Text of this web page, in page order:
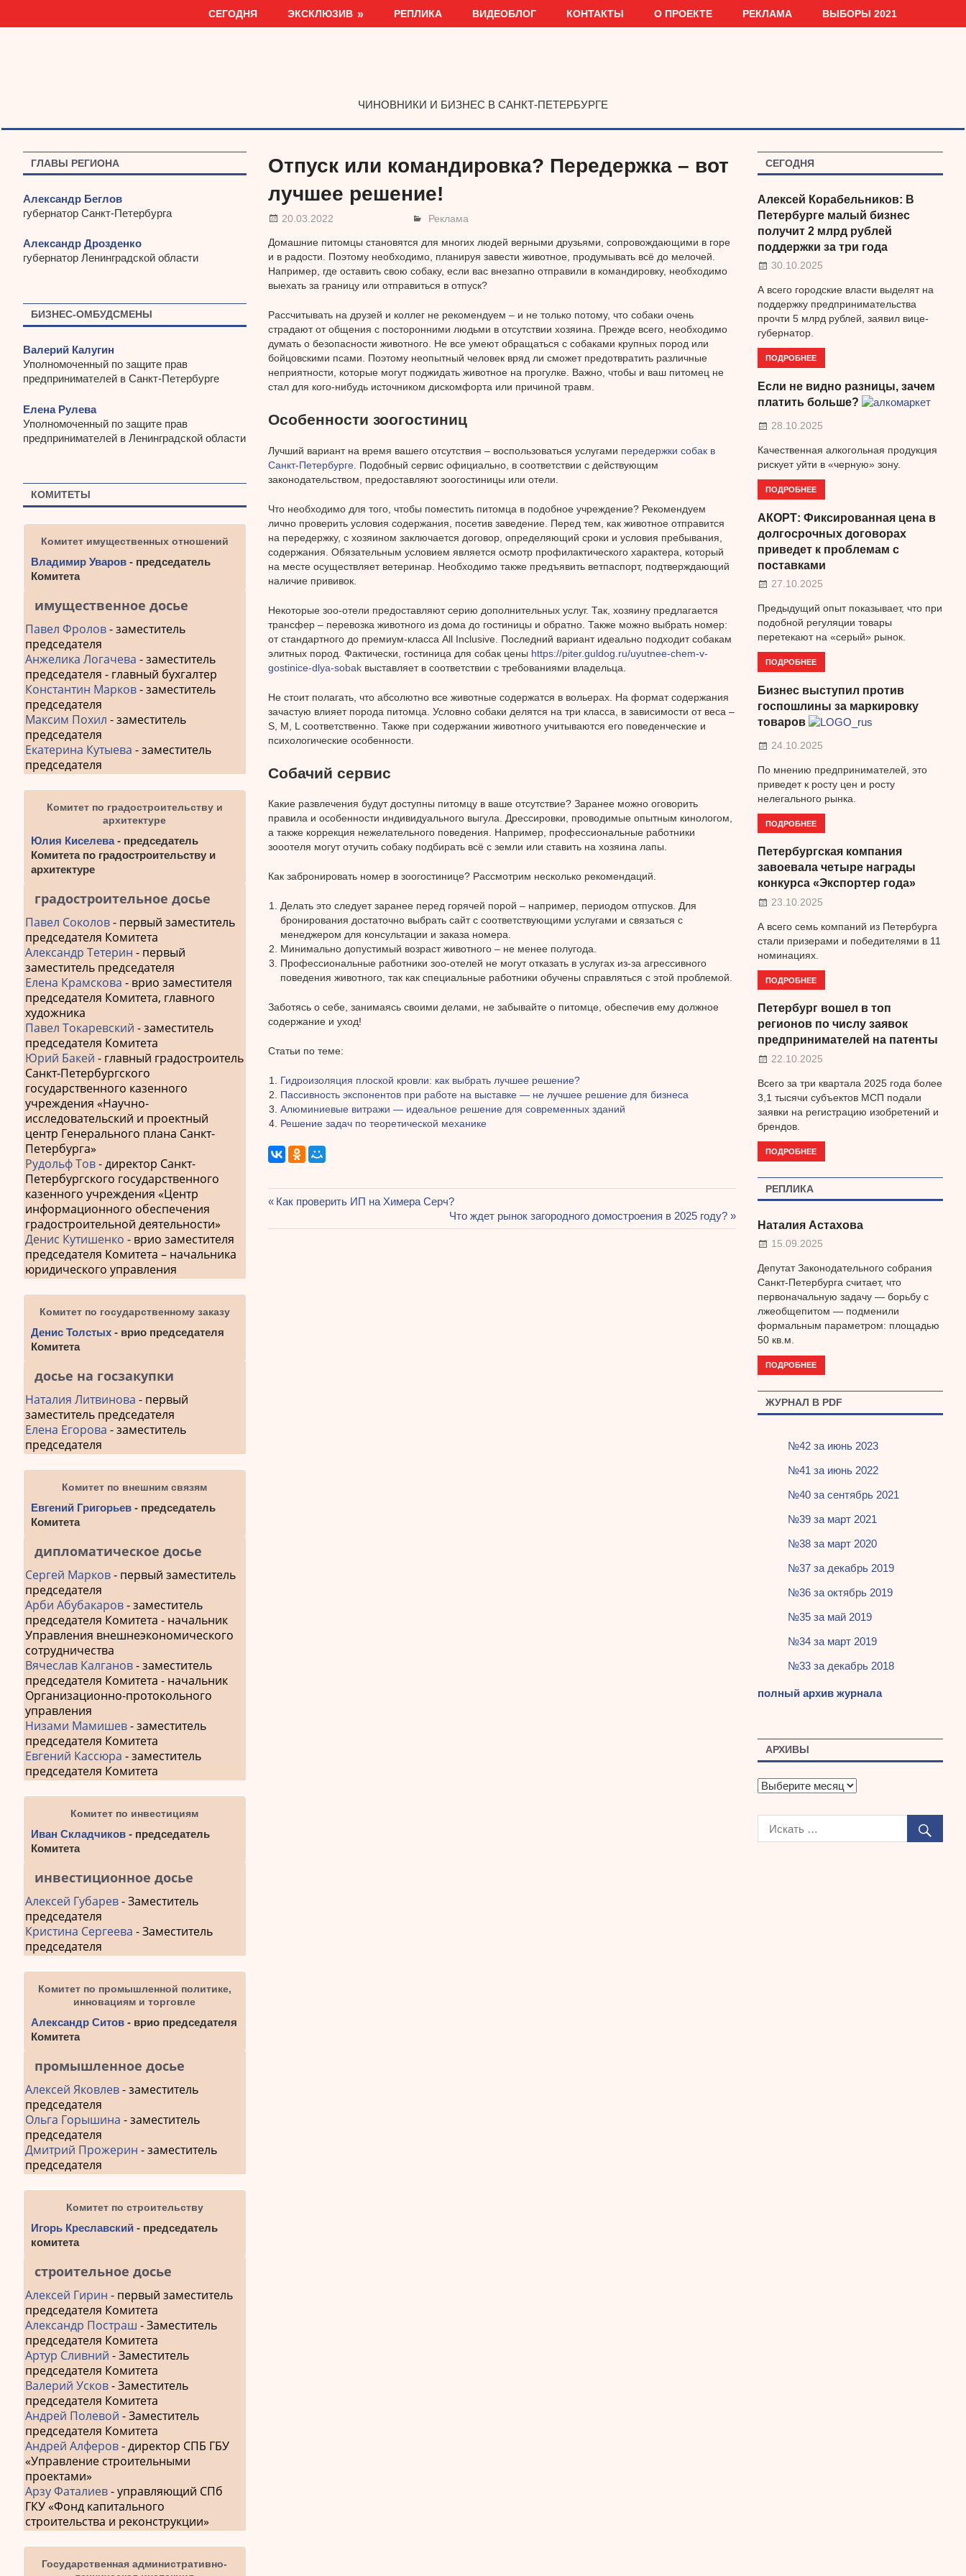
СЕГОДНЯ ЭКСКЛЮЗИВ РЕПЛИКА ВИДЕОБЛОГ КОНТАКТЫ О ПРОЕКТЕ РЕКЛАМА ВЫБОРЫ 2021
ЧИНОВНИКИ И БИЗНЕС В САНКТ-ПЕТЕРБУРГЕ
Отпуск или командировка? Передержка – вот
лучшее решение!
20.03.2022 Реклама
Домашние питомцы становятся для многих людей верными друзьями, сопровождающими в горе
и в радости. Поэтому необходимо, планируя завести животное, продумывать всё до мелочей.
Например, где оставить свою собаку, если вас внезапно отправили в командировку, необходимо
выехать за границу или отправиться в отпуск?
Рассчитывать на друзей и коллег не рекомендуем – и не только потому, что собаки очень
страдают от общения с посторонними людьми в отсутствии хозяина. Прежде всего, необходимо
думать о безопасности животного. Не все умеют обращаться с собаками крупных пород или
бойцовскими псами. Поэтому неопытный человек вряд ли сможет предотвратить различные
неприятности, которые могут поджидать животное на прогулке. Важно, чтобы и ваш питомец не
стал для кого-нибудь источником дискомфорта или причиной травм.
Особенности зоогостиниц
Лучший вариант на время вашего отсутствия – воспользоваться услугами передержки собак в
Санкт-Петербурге. Подобный сервис официально, в соответствии с действующим
законодательством, предоставляют зоогостиницы или отели.
Что необходимо для того, чтобы поместить питомца в подобное учреждение? Рекомендуем
лично проверить условия содержания, посетив заведение. Перед тем, как животное отправится
на передержку, с хозяином заключается договор, определяющий сроки и условия пребывания,
содержания. Обязательным условием является осмотр профилактического характера, который
на месте осуществляет ветеринар. Необходимо также предъявить ветпаспорт, подтверждающий
наличие прививок.
Некоторые зоо-отели предоставляют серию дополнительных услуг. Так, хозяину предлагается
трансфер – перевозка животного из дома до гостиницы и обратно. Также можно выбрать номер:
от стандартного до премиум-класса All Inclusive. Последний вариант идеально подходит собакам
элитных пород. Фактически, гостиница для собак цены https://piter.guldog.ru/uyutnee-chem-v-
gostinice-dlya-sobakвыставляет в соответствии с требованиями владельца.
Не стоит полагать, что абсолютно все животные содержатся в вольерах. На формат содержания
зачастую влияет порода питомца. Условно собаки делятся на три класса, в зависимости от веса –
S, M, L соответственно. Также при содержании животного учитываются его поведенческие и
психологические особенности.
Собачий сервис
Какие развлечения будут доступны питомцу в ваше отсутствие? Заранее можно оговорить
правила и особенности индивидуального выгула. Дрессировки, проводимые опытным кинологом,
а также коррекция нежелательного поведения. Например, профессиональные работники
зооотеля могут отучить собаку подбирать всё с земли или ставить на хозяина лапы.
Как забронировать номер в зоогостинице? Рассмотрим несколько рекомендаций.
Делать это следует заранее перед горячей порой – например, периодом отпусков. Для
бронирования достаточно выбрать сайт с соответствующими услугами и связаться с
менеджером для консультации и заказа номера.
Минимально допустимый возраст животного – не менее полугода.
Профессиональные работники зоо-отелей не могут отказать в услугах из-за агрессивного
поведения животного, так как специальные работники обучены справляться с этой проблемой.
Заботясь о себе, занимаясь своими делами, не забывайте о питомце, обеспечив ему должное
содержание и уход!
Статьи по теме:
Гидроизоляция плоской кровли: как выбрать лучшее решение?
Пассивность экспонентов при работе на выставке — не лучшее решение для бизнеса
Алюминиевые витражи — идеальное решение для современных зданий
Решение задач по теоретической механике
Предыдущая
Как проверить ИП на Химера Серч?
Следующая
запись:
Что ждет рынок загородного домостроения в 2025 году?
ГЛАВЫ РЕГИОНА
Александр Беглов
губернатор Санкт-Петербурга
Александр Дрозденко
губернатор Ленинградской области
БИЗНЕС-ОМБУДСМЕНЫ
Валерий Калугин
Уполномоченный по защите прав
предпринимателей в Санкт-Петербурге
Елена Рулева
Уполномоченный по защите прав
предпринимателей в Ленинградской области
КОМИТЕТЫ
Комитет имущественных отношений
Владимир Уваров - председатель
Комитета
имущественное досье
Павел Фролов- заместитель
председателя
Анжелика Логачева - заместитель
председателя - главный бухгалтер
Константин Марков- заместитель
председателя
Максим Похил - заместитель
председателя
Екатерина Кутыева - заместитель
председателя
Комитет по градостроительству и
архитектуре
Юлия Киселева- председатель
Комитета по градостроительству и
архитектуре
градостроительное досье
Павел Соколов- первый заместитель
председателя Комитета
Александр Тетерин - первый
заместитель председателя
Елена Крамскова - врио заместителя
председателя Комитета, главного
художника
Павел Токаревский - заместитель
председателя Комитета
Юрий Бакей - главный градостроитель
Санкт-Петербургского
государственного казенного
учреждения «Научно-
исследовательский и проектный
центр Генерального плана Санкт-
Петербурга»
Рудольф Тов- директор Санкт-
Петербургского государственного
казенного учреждения «Центр
информационного обеспечения
градостроительной деятельности»
Денис Кутишенко - врио заместителя
председателя Комитета – начальника
юридического управления
Комитет по государственному заказу
Денис Толстых - врио председателя
Комитета
досье на госзакупки
Наталия Литвинова - первый
заместитель председателя
Елена Егорова - заместитель
председателя
Комитет по внешним связям
Евгений Григорьев - председатель
Комитета
дипломатическое досье
Сергей Марков- первый заместитель
председателя
Арби Абубакаров- заместитель
председателя Комитета - начальник
Управления внешнеэкономического
сотрудничества
Вячеслав Калганов- заместитель
председателя Комитета - начальник
Организационно-протокольного
управления
Низами Мамишев- заместитель
председателя Комитета
Евгений Кассюра - заместитель
председателя Комитета
Комитет по инвестициям
Иван Складчиков - председатель
Комитета
инвестиционное досье
Алексей Губарев- Заместитель
председателя
Кристина Сергеева - Заместитель
председателя
Комитет по промышленной политике,
инновациям и торговле
Александр Ситов - врио председателя
Комитета
промышленное досье
Алексей Яковлев- заместитель
председателя
Ольга Горышина - заместитель
председателя
Дмитрий Прожерин - заместитель
председателя
Комитет по строительству
Игорь Креславский - председатель
комитета
строительное досье
Алексей Гирин - первый заместитель
председателя Комитета
Александр Постраш - Заместитель
председателя Комитета
Артур Сливний - Заместитель
председателя Комитета
Валерий Усков- Заместитель
председателя Комитета
Андрей Полевой - Заместитель
председателя Комитета
Андрей Алферов- директор СПБ ГБУ
«Управление строительными
проектами»
Арзу Фаталиев- управляющий СПб
ГКУ «Фонд капитального
строительства и реконструкции»
Государственная административно-
СЕГОДНЯ
Алексей Корабельников: В
Петербурге малый бизнес
получит 2 млрд рублей
поддержки за три года
30.10.2025
А всего городские власти выделят на
поддержку предпринимательства
прочти 5 млрд рублей, заявил вице-
губернатор.
ПОДРОБНЕЕ
Если не видно разницы, зачем
платить больше?
28.10.2025
Качественная алкогольная продукция
рискует уйти в «черную» зону.
ПОДРОБНЕЕ
АКОРТ: Фиксированная цена в
долгосрочных договорах
приведет к проблемам с
поставками
27.10.2025
Предыдущий опыт показывает, что при
подобной регуляции товары
перетекают на «серый» рынок.
ПОДРОБНЕЕ
Бизнес выступил против
госпошлины за маркировку
товаров
24.10.2025
По мнению предпринимателей, это
приведет к росту цен и росту
нелегального рынка.
ПОДРОБНЕЕ
Петербургская компания
завоевала четыре награды
конкурса «Экспортер года»
23.10.2025
А всего семь компаний из Петербурга
стали призерами и победителями в 11
номинациях.
ПОДРОБНЕЕ
Петербург вошел в топ
регионов по числу заявок
предпринимателей на патенты
22.10.2025
Всего за три квартала 2025 года более
3,1 тысячи субъектов МСП подали
заявки на регистрацию изобретений и
брендов.
ПОДРОБНЕЕ
РЕПЛИКА
Наталия Астахова
15.09.2025
Депутат Законодательного собрания
Санкт-Петербурга считает, что
первоначальную задачу — борьбу с
лжеобщепитом — подменили
формальным параметром: площадью
50 кв.м.
ПОДРОБНЕЕ
ЖУРНАЛ В PDF
№42 за июнь 2023
№41 за июнь 2022
№40 за сентябрь 2021
№39 за март 2021
№38 за март 2020
№37 за декабрь 2019
№36 за октябрь 2019
№35 за май 2019
№34 за март 2019
№33 за декабрь 2018
полный архив журнала
АРХИВЫ
А
х
в